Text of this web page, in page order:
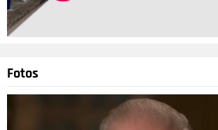
Fotos